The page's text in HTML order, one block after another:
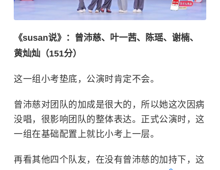
《susan说》：曾沛慈、叶一茜、陈瑶、谢楠、
黄灿灿（151分）
这一组小考垫底，公演时肯定不会。
曾沛慈对团队的加成是很大的，所以她这次因病
没唱，很影响团队的整体表达。正式公演时，这
一组在基础配置上就比小考上一层。
再看其他四个队友，在没有曾沛慈的加持下，这